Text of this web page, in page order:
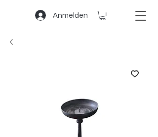
Anmelden